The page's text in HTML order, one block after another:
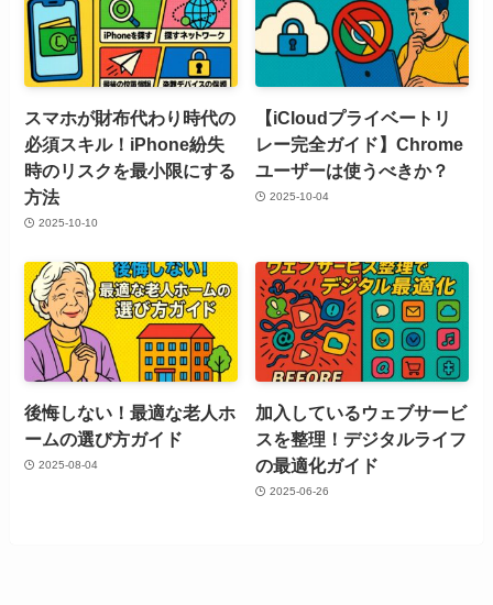
スマホが財布代わり時代の
必須スキル！iPhone紛失
時のリスクを最小限にする
方法
2025-10-10
【iCloudプライベートリ
レー完全ガイド】Chrome
ユーザーは使うべきか？
2025-10-04
後悔しない！最適な老人ホ
ームの選び方ガイド
2025-08-04
加入しているウェブサービ
スを整理！デジタルライフ
の最適化ガイド
2025-06-26